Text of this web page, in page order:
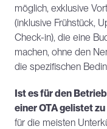
möglich, exklusive
(inklusive Frühstück,
Check-in), die eine
machen, ohne den
die spezifischen
Ist es für den
einer OTA gelistet
für die meisten